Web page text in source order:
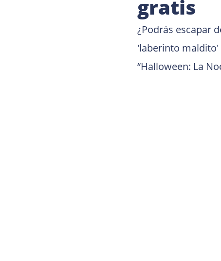
gratis
¿Podrás escapar
'laberinto maldito'
“Halloween: La